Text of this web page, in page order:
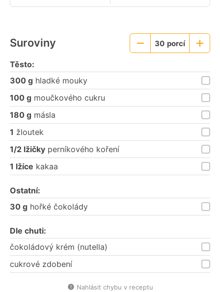
Suroviny
Menší30 porcí
Větší
Těsto:
300 g hladké mouky
100 g moučkového cukru
180 g másla
1 žloutek
1/2 lžičky perníkového koření
1 lžíce kakaa
Ostatní:
30 g hořké čokolády
Dle chuti:
čokoládový krém (nutella)
cukrové zdobení
Nahlásit chybu v receptu